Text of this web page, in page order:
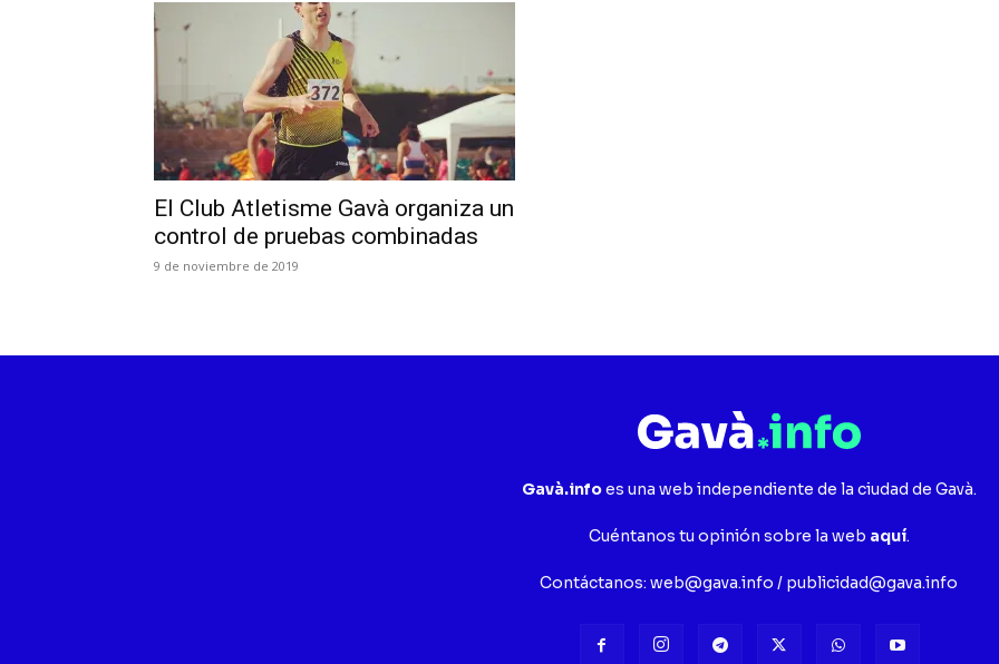
El Club Atletisme Gavà organiza un
control de pruebas combinadas
9 de noviembre de 2019
Gavà.infoes una web independiente de la ciudad de Gavà.
Cuéntanos tu opinión sobre la web aquí.
Contáctanos:web@gava.info / publicidad@gava.info